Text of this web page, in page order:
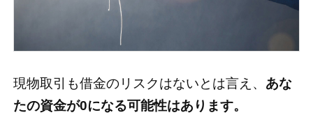
現物取引も借金のリスクはないとは言え、 あな
たの資金が0になる可能性はあります。